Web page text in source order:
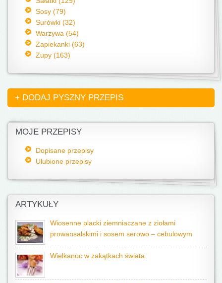
Sosy (79)
Surówki (32)
Warzywa (54)
Zapiekanki (63)
Zupy (163)
+ DODAJ PYSZNY PRZEPIS
MOJE PRZEPISY
Dopisane przepisy
Ulubione przepisy
ARTYKUŁY
Wiosenne placki ziemniaczane z ziołami
prowansalskimi i sosem serowo – cebulowym
Wielkanoc w zakątkach świata